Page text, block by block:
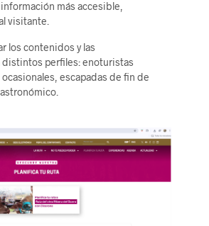
más accesible,
visitante.
los contenidos y las
distintos perfiles: enoturistas
escapadas de fin de